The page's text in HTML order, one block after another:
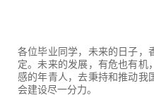
各位毕业同学，未来的日子，
定。未来的发展，有危也有机
感的年青人，去秉持和推动我
会建设尽一分力。